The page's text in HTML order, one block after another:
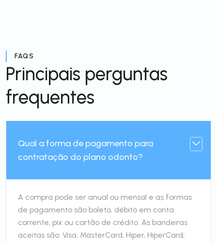
FAQS
Principais perguntas
frequentes
Qual a forma de pagamento para
contratação do plano odonto?
A compra pode ser anual ou mensal e as formas
de pagamento são boleto, débito em conta
corrente, pix ou cartão de crédito. As bandeiras
aceitas são: Visa, MasterCard, Hiper, HiperCard,